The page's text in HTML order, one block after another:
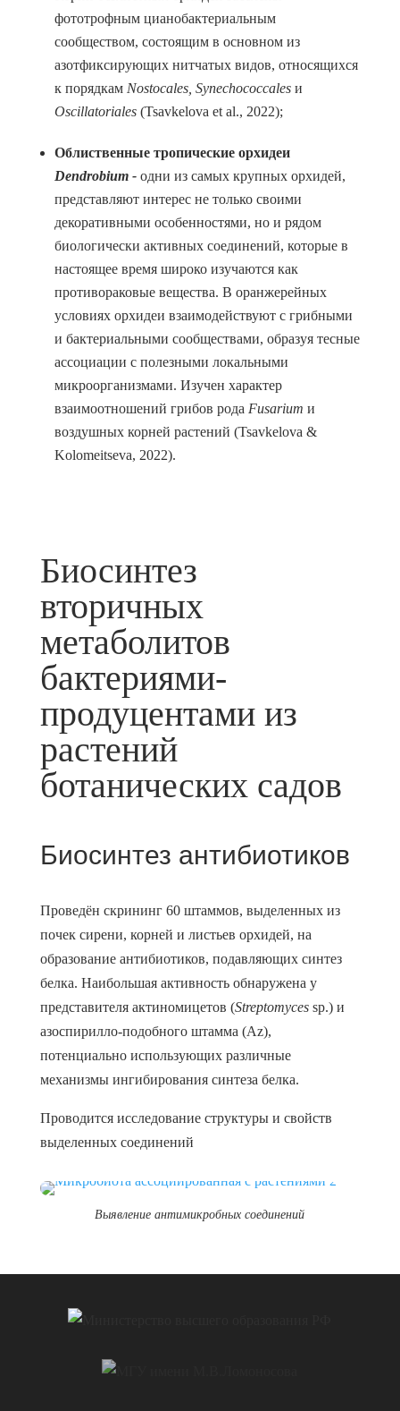
фототрофным цианобактериальным
сообществом, состоящим в основном из
азотфиксирующих нитчатых видов, относящихся
к порядкам Nostocales, Synechococcalesи
Oscillatoriales(Tsavkelova et al., 2022);
Облиственные тропические орхидеи
Dendrobium- одни из самых крупных орхидей,
представляют интерес не только своими
декоративными особенностями, но и рядом
биологически активных соединений, которые в
настоящее время широко изучаются как
противораковые вещества. В оранжерейных
условиях орхидеи взаимодействуют с грибными
и бактериальными сообществами, образуя тесные
ассоциации с полезными локальными
микроорганизмами. Изучен характер
взаимоотношений грибов рода Fusarium и
воздушных корней растений (Tsavkelova &
Kolomeitseva, 2022).
Биосинтез
вторичных
метаболитов
бактериями-
продуцентами из
растений
ботанических садов
Биосинтез антибиотиков
Проведён скрининг 60 штаммов, выделенных из
почек сирени, корней и листьев орхидей, на
образование антибиотиков, подавляющих синтез
белка. Наибольшая активность обнаружена у
представителя актиномицетов (Streptomycessp.) и
азоспирилло-подобного штамма (Az),
потенциально использующих различные
механизмы ингибирования синтеза белка.
Проводится исследование структуры и свойств
выделенных соединений
Выявление антимикробных соединений